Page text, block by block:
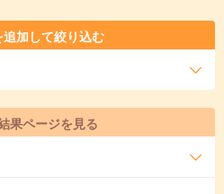
加して絞り込む
果ページを見る